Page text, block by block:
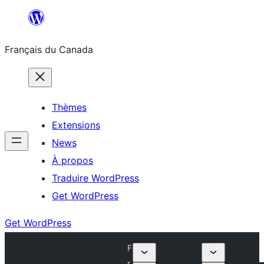
contenu
Français du Canada
Thèmes
Extensions
News
À propos
Traduire WordPress
Get WordPress
Get WordPress
F